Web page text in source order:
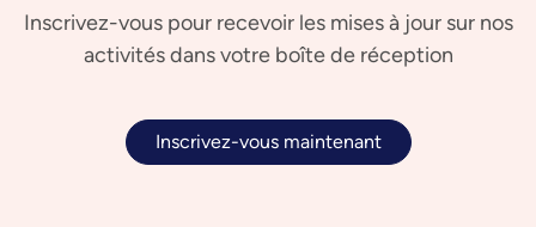
Inscrivez-vous pour recevoir les mises à jour sur nos
activités dans votre boîte de réception
Inscrivez-vous maintenant